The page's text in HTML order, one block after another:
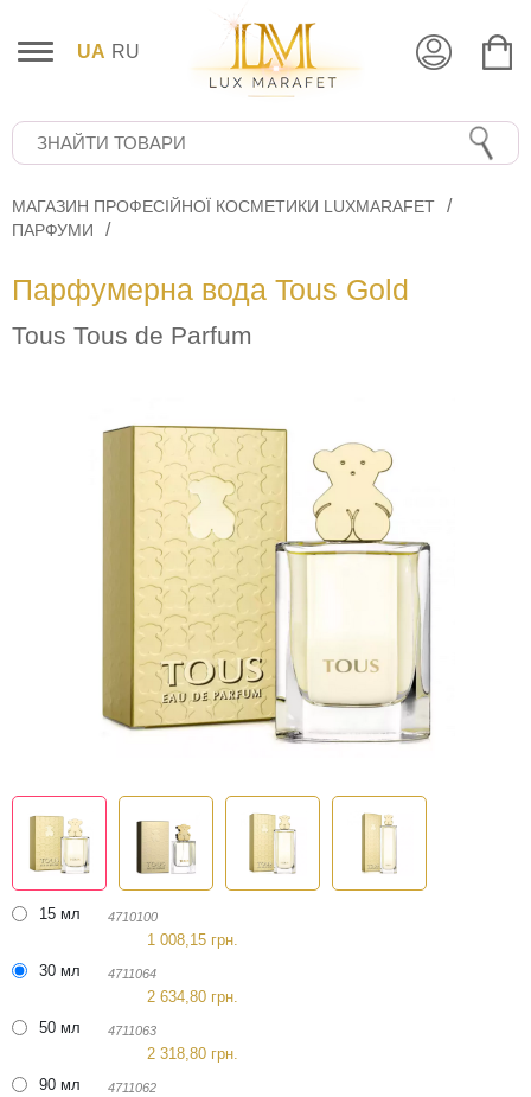
UA RU
МАГАЗИН ПРОФЕСІЙНОЇ КОСМЕТИКИ LUXMARAFET
ПАРФУМИ
Парфумерна вода Tous Gold
Tous Tous de Parfum
15 мл 4710100
1 008,15 грн.
30 мл
4711064
2 634,80 грн.
50 мл
4711063
2 318,80 грн.
90 мл
4711062